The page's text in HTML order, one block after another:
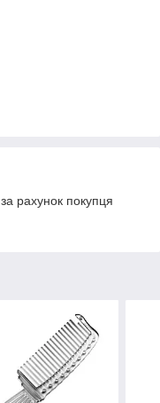
рахунок покупця